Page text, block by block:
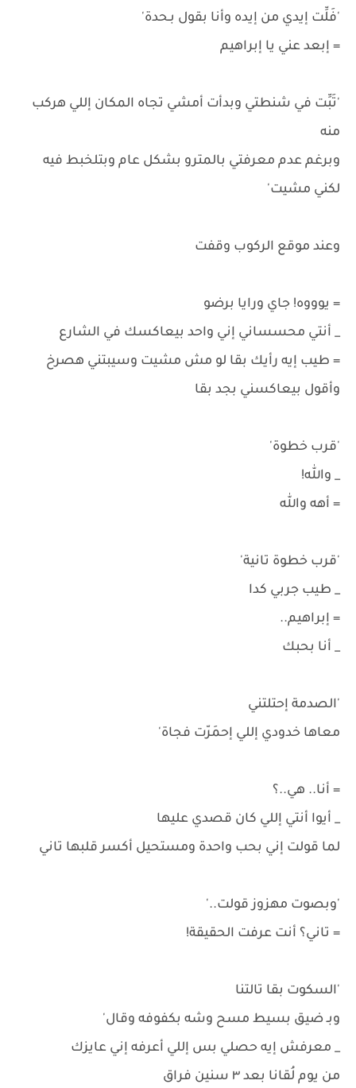
'فَلِّت إيدي من إيده وأنا بقول بـحدة'
= إبعد عني يا إبراهيم
'تَبِّت في شنطتي وبدأت أمشي تجاه المكان إللي هركب
منه
وبرغم عدم معرفتي بالمترو بشكل عام وبتلخبط فيه
لكني مشيت'
وعند موقع الركوب وقفت
= يوووه! جاي ورايا برضو
_ أنتي محسساني إني واحد بيعاكسك في الشارع
= طيب إيه رأيك بقا لو مش مشيت وسيبتني هصرخ
وأقول بيعاكسني بجد بقا
'قرب خطوة'
_ والله!
= أهه والله
'قرب خطوة تانية'
_ طيب جربي كدا
= إبراهيم..
_ أنا بحبك
'الصدمة إحتلتني
معاها خدودي إللي إحمَرّت فجاة'
= أنا.. هي..؟
_ أيوا أنتي إللي كان قصدي عليها
لما قولت إني بحب واحدة ومستحيل أكسر قلبها تاني
'وبصوت مهزوز قولت..'
= تاني؟ أنت عرفت الحقيقة!
'السكوت بقا تالتنا
وبـ ضيق بسيط مسح وشه بكفوفه وقال'
_ معرفش إيه حصلي بس إللي أعرفه إني عايزك
من يوم لُقانا بعد ٣ سنين فراق